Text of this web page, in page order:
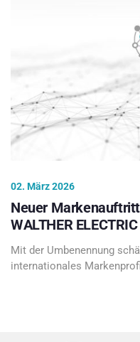
02. März 2026
Neuer
WALTHER ELECTRIC
Mit der Umbenennung
internationales Markenprofil